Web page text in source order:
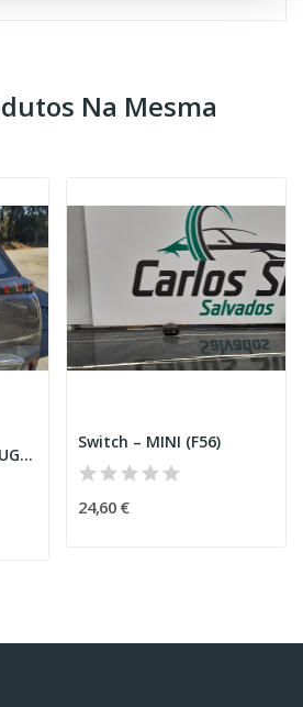
Na Mesma
Tampa da Mala – PEUGEOT 2008 II (U_)
Switch – MINI (F56)
24,60 €